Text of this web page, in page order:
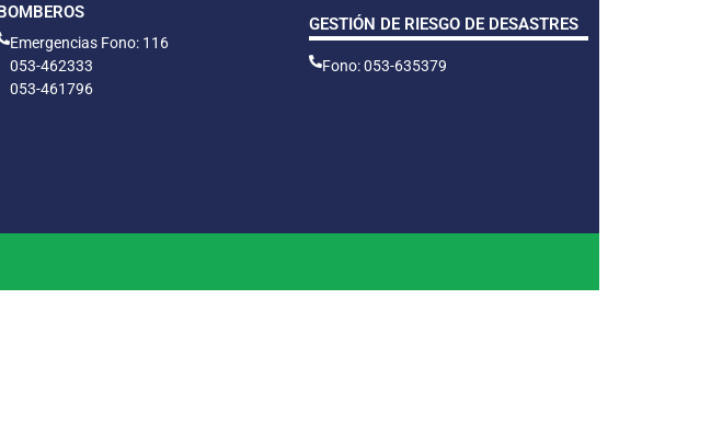
Emergencias Fono: 116
053-462333
053-461796
GESTIÓN DE RIESGO DE DESASTRES
Fono: 053-635379